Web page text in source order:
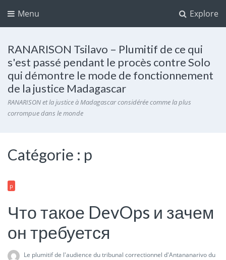
Explore
Menu
RANARISON Tsilavo – Plumitif de ce qui
s'est passé pendant le procès contre Solo
qui démontre le mode de fonctionnement
de la justice Madagascar
RANARISON et la justice à Madagascar considérée comme la plus
corrompue dans le monde
Catégorie : p
p
Что такое DevOps и зачем
он требуется
Le plumitif de l'audience du tribunal correctionnel d'Antananarivo du